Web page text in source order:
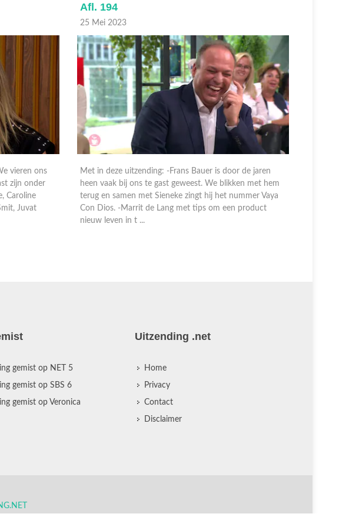
de jaren
met hem
Vaya
product
Afl. 194
25 Mei 2023
Met in deze uitzending: -Frans Bauer is door de jaren
heen vaak bij ons te gast geweest. We blikken met hem
terug en samen met Sieneke zingt hij het nummer Vaya
Con Dios. -Marrit de Lang met tips om een product
gemist op NET 5
gemist op SBS 6
gemist op Veronica
Uitzending .net
Home
Privacy
Contact
Disclaimer